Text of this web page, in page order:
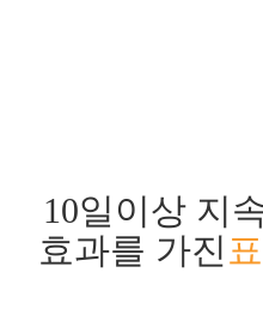
10일이상 지
효과를 가진